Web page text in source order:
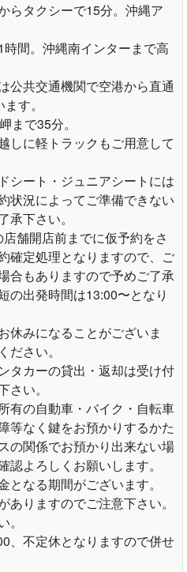
らタクシーで15分。沖縄ア
間。沖縄南インターまで高
公共交通機関で空港から直通
す。
で35分。
しに軽トラックもご用意して
シート・ジュニアシートには
状況によってご準備できない
下さい。
舗開店前までに仮予約をさ
確定処理となりますので、ご
合もありますので予めご了承
の出発時間は13:00〜となり
みになることがございま
さい。
タカーの貸出・返却は受け付
い。
有の自動車・バイク・自転車
等なく鍵をお預かりするかた
の関係でお預かり出来ない場
よろしくお願いします。
なる期間がございます。
りますのでご注意下さい。
、不定休となりますので併せ